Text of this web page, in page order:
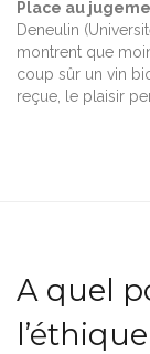
Place au
Deneulin
montrent que
coup sûr un vin
reçue, le plaisir
A quel